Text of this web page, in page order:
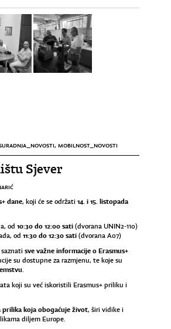
, MOBILNOST_NOVOSTI
Sjever
dane, koji će se održati 14. i 15. listopada
od 10:30 do 12:00 sati(dvorana UNIN2-110)
od 11:30 do 12:30 sati(dvorana A07)
sve važne informacije o Erasmus+
su dostupne za razmjenu, te koje su
.
koji su već iskoristili Erasmus+ priliku i
prilika koja obogaćuje život, širi vidike i
diljem Europe.